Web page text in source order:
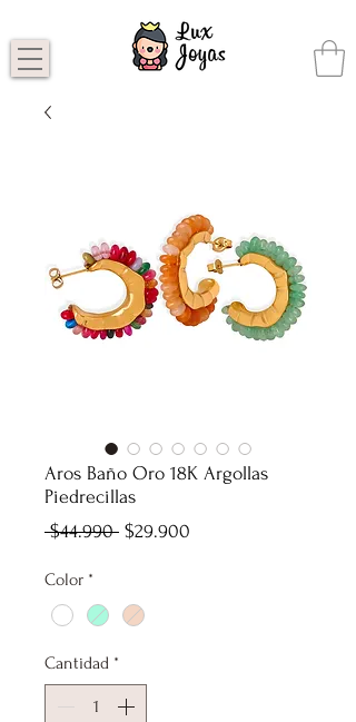
Aros Baño Oro 18K Argollas
Piedrecillas
$44.990 Precio
$29.900
Color *
Cantidad *